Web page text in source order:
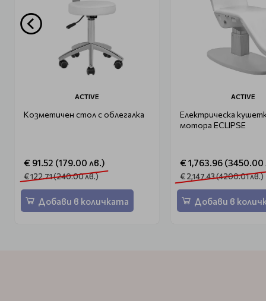
ACTIVE
Козметичен стол с облегалка
€ 91.52 (179.00 лв.)
€ 122.71 (240.00 лв.)
Добави в количката
ACTIVE
Електрическа
мотора ECLIPSE
€ 1,763.96 (3450.00
€ 2,147.43 (4200.01 лв.)
Добави в